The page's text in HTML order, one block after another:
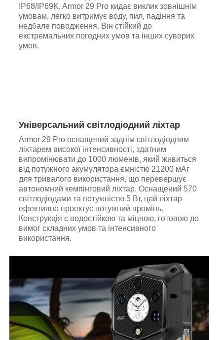
IP68/IP69K, Armor 29 Pro кидає виклик зовнішнім
умовам, легко витримує воду, пил, падіння та
недбале поводження. Він стійкий до
екстремальних погодних умов та інших суворих
умов.
Універсальний світлодіодний ліхтар
Armor 29 Pro оснащений заднім світлодіодним
ліхтарем високої інтенсивності, здатним
випромінювати до 1000 люменів, який живиться
від потужного акумулятора ємністю 21200 мАг
для тривалого використання, що перевершує
автономний кемпінговий ліхтар. Оснащений 570
світлодіодами та потужністю 5 Вт, цей ліхтар
ефективно проектує потужний промінь.
Конструкція є водостійкою та міцною, готовою до
вимог складних умов та інтенсивного
використання.